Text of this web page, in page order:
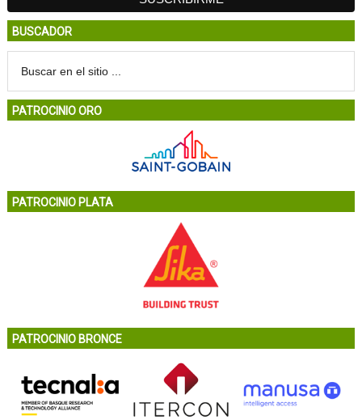
BUSCADOR
PATROCINIO ORO
PATROCINIO PLATA
PATROCINIO BRONCE